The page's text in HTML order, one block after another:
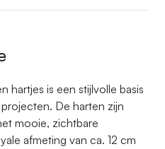
hartjes is een stijlvolle basis
De harten zijn
mooie, zichtbare
afmeting van ca. 12 cm